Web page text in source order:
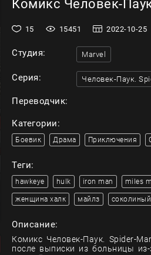
Комикс Человек-
15 15451 2022-10-25
Студия: Marvel
Серия: Человек-Паук.
Переводчик:
Категории:
Боевик Драма Приключения
Теги:
hawkeye hulk iron man miles
женщина халк майлз соколиный
Описание:
Комикс Человек-Паук. Spider-
после выписки из больницы